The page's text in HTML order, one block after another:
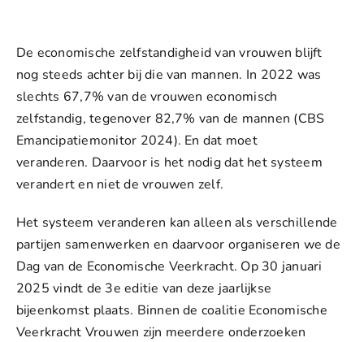
Agenda
Steun ons
De economische zelfstandigheid van vrouwen blijft
nog steeds achter bij die van mannen. In 2022 was
slechts 67,7% van de vrouwen economisch
zelfstandig, tegenover 82,7% van de mannen (CBS
Emancipatiemonitor 2024). En dat moet
veranderen. Daarvoor is het nodig dat het systeem
verandert en niet de vrouwen zelf.
Het systeem veranderen kan alleen als verschillende
partijen samenwerken en daarvoor organiseren we de
Dag van de Economische Veerkracht. Op 30 januari
2025 vindt de 3e editie van deze jaarlijkse
bijeenkomst plaats. Binnen de coalitie Economische
Veerkracht Vrouwen zijn meerdere onderzoeken